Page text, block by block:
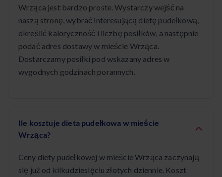
Wrząca jest bardzo proste. Wystarczy wejść na
naszą stronę, wybrać interesującą dietę pudełkową,
określić kaloryczność i liczbę posiłków, a następnie
podać adres dostawy w mieście Wrząca.
Dostarczamy posiłki pod wskazany adres w
wygodnych godzinach porannych.
Ile kosztuje dieta pudełkowa w mieście
Wrząca?
Ceny diety pudełkowej w mieście Wrząca zaczynają
się już od kilkudziesięciu złotych dziennie. Koszt